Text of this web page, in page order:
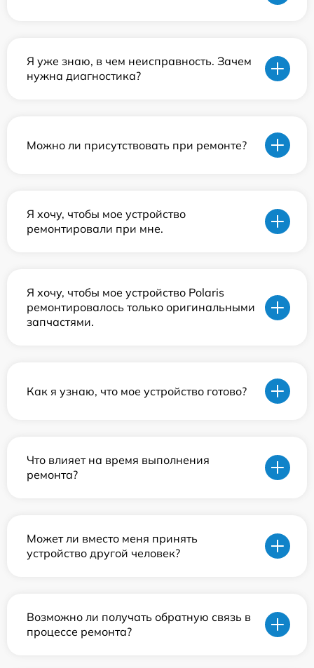
Я уже знаю, в чем неисправность. Зачем
нужна диагностика?
Можно ли присутствовать при ремонте?
Я хочу, чтобы мое устройство
ремонтировали при мне.
Я хочу, чтобы мое устройство Polaris
ремонтировалось только оригинальными
запчастями.
Как я узнаю, что мое устройство готово?
Что влияет на время выполнения
ремонта?
Может ли вместо меня принять
устройство другой человек?
Возможно ли получать обратную связь в
процессе ремонта?